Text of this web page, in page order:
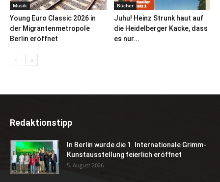
Musik
Young Euro Classic 2026 in
der Migrantenmetropole
Berlin eröffnet
Bücher
Juhu! Heinz Strunk haut auf
die Heidelberger Kacke, dass
es nur...
Redaktionstipp
In Berlin wurde die 1. Internationale Grimm-
Kunstausstellung feierlich eröffnet
5. August 2026